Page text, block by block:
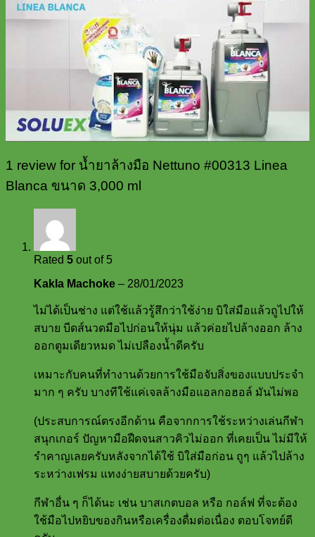
1 review for น้ำยาล้างมือ Nettuno #00313 Linea
Blanca ขนาด 3,000 ml
Rated 5 out of 5
Kakla Machoke – 28/01/2023
ไม่ได้เป็นช่าง แต่ใช้แล้วรู้สึกว่าใช้ง่าย บิใส่มือแล้วถูไปให้
สบาย บีดส์นวดมือไปก่อนให้นุ่ม แล้วค่อยไปล้างออก ล้าง
ออกตูมเดียวหมด ไม่เปลืองน้ำดีครับ
เหมาะกับคนที่ทำงานด้วยการใช้มือจับสิ่งของแบบประจำ
มาก ๆ ครับ บางทีใช้แค่เจลล้างมือแอลกอฮอล์ มันไม่พอ
(ประสบการณ์ตรงอีกด้าน คือจากการใช้ระหว่างเล่นกีฬา
สนุกเกอร์ ปัญหามือฝืดจนสาวคิวไม่ออก ที่เคยเป็น ไม่มีให้
รำคาญเลยครับหลังจากได้ใช้ บิใส่มือก่อน ถูๆ แล้วไปล้าง
ระหว่างเฟรม แทงง่ายสบายด้วยครับ)
กีฬาอื่น ๆ ก็ได้นะ เช่น บาสเกตบอล หรือ กอล์ฟ ที่จะต้อง
ใช้มือไปหยิบของกินหรือเครื่องดื่มต่อเนื่อง ตอบโจทย์ดี